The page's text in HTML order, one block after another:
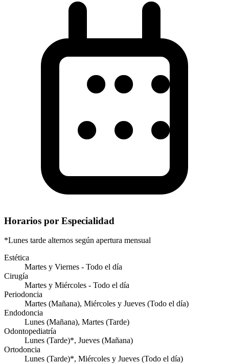
Horarios por Especialidad
*Lunes tarde alternos según apertura mensual
Estética
Martes y Viernes - Todo el día
Cirugía
Martes y Miércoles - Todo el día
Periodoncia
Martes (Mañana), Miércoles y Jueves (Todo el día)
Endodoncia
Lunes (Mañana), Martes (Tarde)
Odontopediatría
Lunes (Tarde)*, Jueves (Mañana)
Ortodoncia
Lunes (Tarde)*, Miércoles y Jueves (Todo el día)